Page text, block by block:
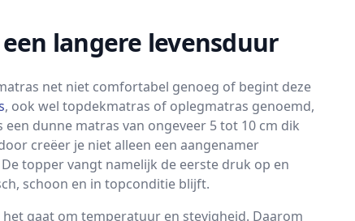
langere levensduur
net niet comfortabel genoeg of begint deze
, ook wel topdekmatras of oplegmatras genoemd,
dunne matras van ongeveer 5 tot 10 cm dik
creëer je niet alleen een aangenamer
topper vangt namelijk de eerste druk op en
schoon en in topconditie blijft.
gaat om temperatuur en stevigheid. Daarom